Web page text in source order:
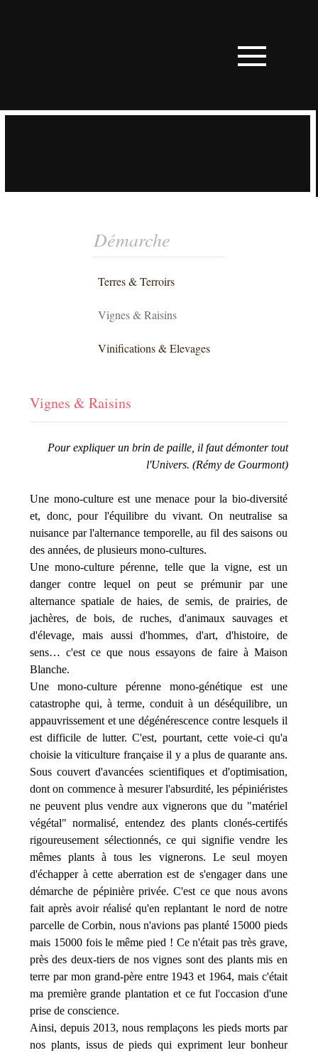
Démarche
Terres & Terroirs
Vignes & Raisins
Vinifications & Elevages
Vignes & Raisins
Pourexpliquer un brin de paille, il faut démonter tout
l'Univers. (Rémy de Gourmont)
Une mono-culture est une menace pour la bio-diversité
et, donc, pour l'équilibre du vivant. On neutralise sa
nuisance par l'alternance temporelle, au fil des saisons ou
des années, de plusieurs mono-cultures.
Une mono-culture pérenne, telle que la vigne, est un
danger contre lequel on peut se prémunir par une
alternance spatiale de haies, de semis, de prairies, de
jachères, de bois, de ruches, d'animaux sauvages et
d'élevage, mais aussi d'hommes, d'art, d'histoire, de
sens… c'est ce que nous essayons de faire à Maison
Blanche.
Une mono-culture pérenne mono-génétique est une
catastrophe qui, à terme, conduit à un déséquilibre, un
appauvrissement et une dégénérescence contre lesquels il
est difficile delutter. C'est, pourtant, cette voie-ci qu'a
choisie la viticulture françaiseil y aplus de quarante ans.
Sous couvert d'avancées scientifiques et d'optimisation,
dont on commence à mesurer l'absurdité, les pépiniéristes
ne peuvent plus vendre aux vignerons que du "matériel
végétal" normalisé, entendez des plants clonés-certifés
rigoureusement sélectionnés, ce qui signifie vendre les
mêmes plants à tous les vignerons. Le seul moyen
d'échapper à cette aberration est de s'engager dans une
démarche de pépinière privée. C'est ce que nous avons
fait après avoir réalisé qu'en replantant le nord de notre
parcelle de Corbin, nous n'avions pas planté 15000 pieds
mais 15000 fois le même pied ! Ce n'était pas très grave,
près des deux-tiers de nos vignes sont des plants mis en
terre par mon grand-père entre 1943 et 1964, mais c'était
ma première grande plantation et ce fut l'occasion d'une
prise de conscience.
Ainsi, depuis 2013, nous remplaçons les pieds morts par
nos plants, issus de pieds qui expriment leur bonheur